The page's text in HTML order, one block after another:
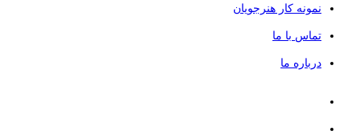
نمونه کار هنرجویان
تماس با ما
درباره ما